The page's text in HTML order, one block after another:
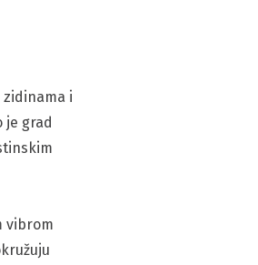
i
je grad
vibrom